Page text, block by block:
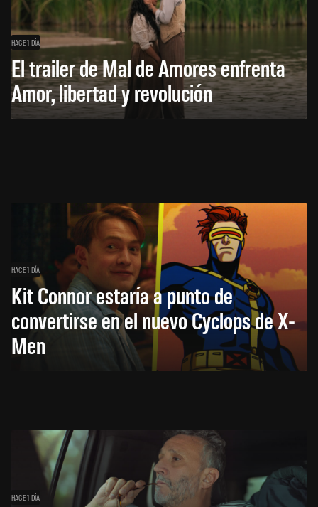
HACE 1 DÍA
El trailer de Mal de Amores enfrenta
Amor, libertad y revolución
HACE 1 DÍA
Kit Connor estaría a punto de
convertirse en el nuevo Cyclops de X-
Men
HACE 1 DÍA